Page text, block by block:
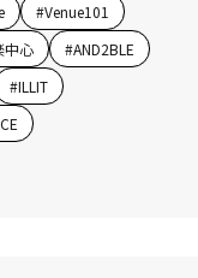
#Venue101
中心 #AND2BLE
#ILLIT